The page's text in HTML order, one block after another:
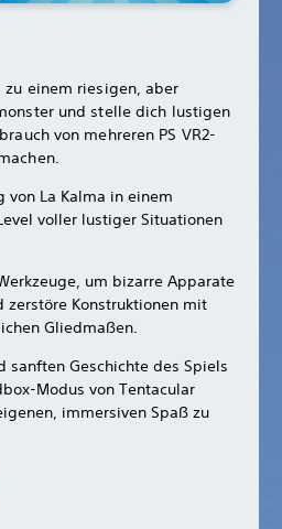
einem riesigen, aber
und stelle dich lustigen
von mehreren PS VR2-
von La Kalma in einem
voller lustiger Situationen
um bizarre Apparate
zerstöre Konstruktionen mit
Gliedmaßen.
sanften Geschichte des Spiels
Modus von Tentacular
immersiven Spaß zu